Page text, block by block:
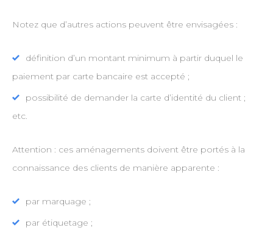
Notez que d’autres actions peuvent être envisagées :
définition d’un montant minimum à partir duquel le
paiement par carte bancaire est accepté ;
possibilité de demander la carte d’identité du client ;
etc.
Attention : ces aménagements doivent être portés à la
connaissance des clients de manière apparente :
par marquage ;
par étiquetage ;